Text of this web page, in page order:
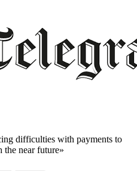
difficulties with payments to
near future»